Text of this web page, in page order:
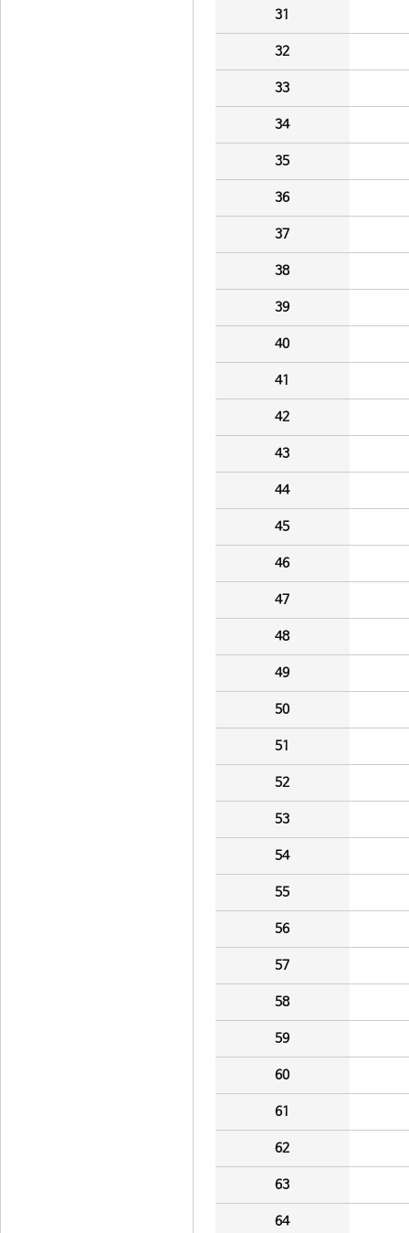
31
32
33
34
35
36
37
38
39
40
41
42
43
44
45
46
47
48
49
50
51
52
53
54
55
56
57
58
59
60
61
62
63
64